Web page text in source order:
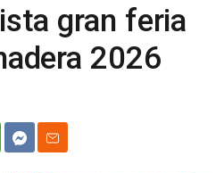
gran feria
2026